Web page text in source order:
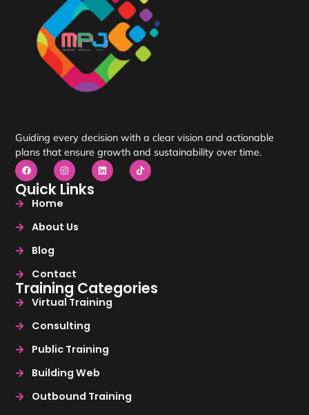
Guiding every decision with a clear vision and actionable
plans that ensure growth and sustainability over time.
Quick Links
Home
About Us
Blog
Contact
Training Categories
Virtual Training
Consulting
Public Training
Building Web
Outbound Training